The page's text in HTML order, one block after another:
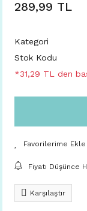
289,99 TL
Kategori
Stok Kodu
*31,29 TL den
Fiyatı Düşünce
Karşılaştır